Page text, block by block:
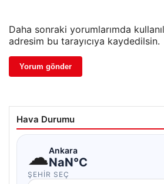
Daha sonraki yorumlarımda
adresim bu tarayıcıya kaydedilsin.
Hava Durumu
☁Ankara
NaN°C
ŞEHIR SEÇ